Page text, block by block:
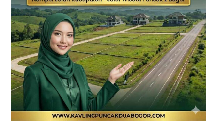
Gunung
&
SHM
Pecah
Sertifikat